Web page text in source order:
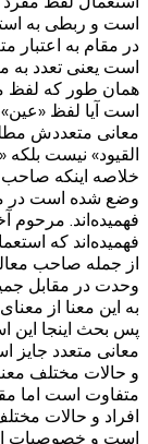
است و ربطی به
در مقام به اعتبار
است یعنی تعدد به
همان طور که لفظ
است آیا لفظ
معانی متعددش
القیود» نیست
خلاصه اینکه صاحب
وضع شده است در
فهمیده‌اند. مرحوم
فهمیده‌اند که
از جمله صاحب
وحدت در مقابل
به این معنا از
پس بحث اینجا این
معانی متعدد
و حالات مختلف
متفاوت است اما
افراد و حالات
است و خصوصیات